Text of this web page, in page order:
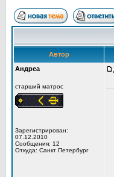
Автор
Андреа
старший матрос
Зарегистрирован:
07.12.2010
Сообщения: 12
Откуда: Санкт Петербург